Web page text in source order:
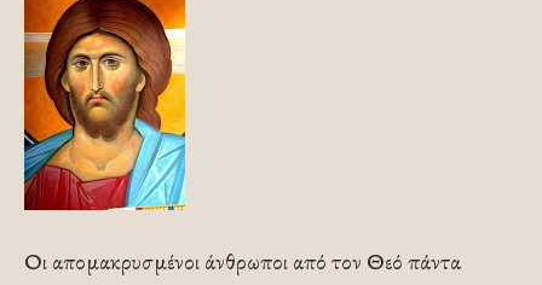
Οι απομακρυσμένοι άνθρωποι από τον Θεό πάντα